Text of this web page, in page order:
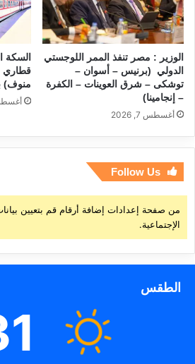
الوزير : مصر تنفذ الممر اللوجستي
الدولي (برنيس – أسوان –
توشكى – شرق العوينات – الكفرة
– إنجامينا)
أغسطس 7, 2026
السكة
منوف)
أغسطس 6,
Follow Us
من صفحة إعدادات إضافة أرقام قم بتعيين
الإجتماعية.
الطقس